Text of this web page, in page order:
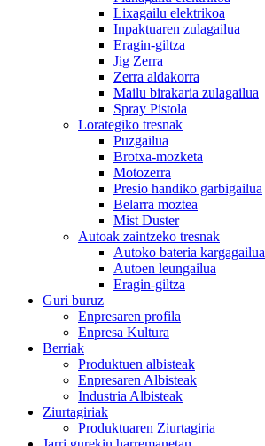
Lixagailu elektrikoa
Inpaktuaren zulagailua
Eragin-giltza
Jig Zerra
Zerra aldakorra
Mailu birakaria zulagailua
Spray Pistola
Lorategiko tresnak
Puzgailua
Brotxa-mozketa
Motozerra
Presio handiko garbigailua
Belarra moztea
Mist Duster
Autoak zaintzeko tresnak
Autoko bateria kargagailua
Autoen leungailua
Eragin-giltza
Guri buruz
Enpresaren profila
Enpresa Kultura
Berriak
Produktuen albisteak
Enpresaren Albisteak
Industria Albisteak
Ziurtagiriak
Produktuaren Ziurtagiria